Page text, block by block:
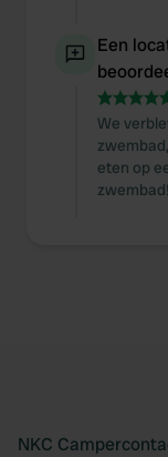
Een
We
eten op
NKC